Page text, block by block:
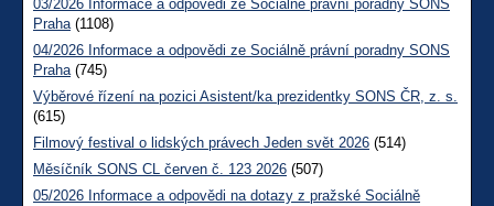
03/2026 Informace a odpovědi ze Sociálně právní poradny SONS
Praha(1108)
04/2026 Informace a odpovědi ze Sociálně právní poradny SONS
Praha(745)
Výběrové řízení na pozici Asistent/ka prezidentky SONS ČR, z. s.
(615)
Filmový festival o lidských právech Jeden svět 2026 (514)
Měsíčník SONS CL červen č. 123 2026 (507)
05/2026 Informace a odpovědi na dotazy z pražské Sociálně